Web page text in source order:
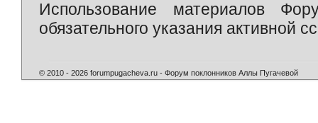
Использование материалов
обязательного указания активной
© 2010 - 2026 forumpugacheva.ru - Форум поклонников Аллы Пугачевой